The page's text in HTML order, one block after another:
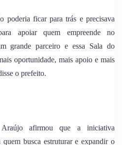
poderia ficar para trás e precisava
apoiar quem empreende no
grande parceiro e essa Sala do
oportunidade, mais apoio e mais
o prefeito.
Araújo afirmou que a iniciativa
quem busca estruturar e expandir o